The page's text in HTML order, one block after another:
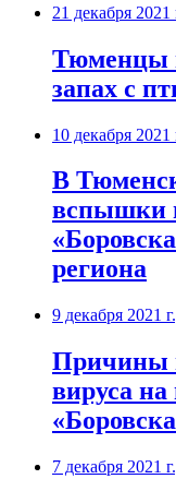
21 декабря 2021
Тюменцы
запах с
10 декабря 2021
В
вспышки
региона
9 декабря 2021
​Причины
вируса
7 декабря 2021